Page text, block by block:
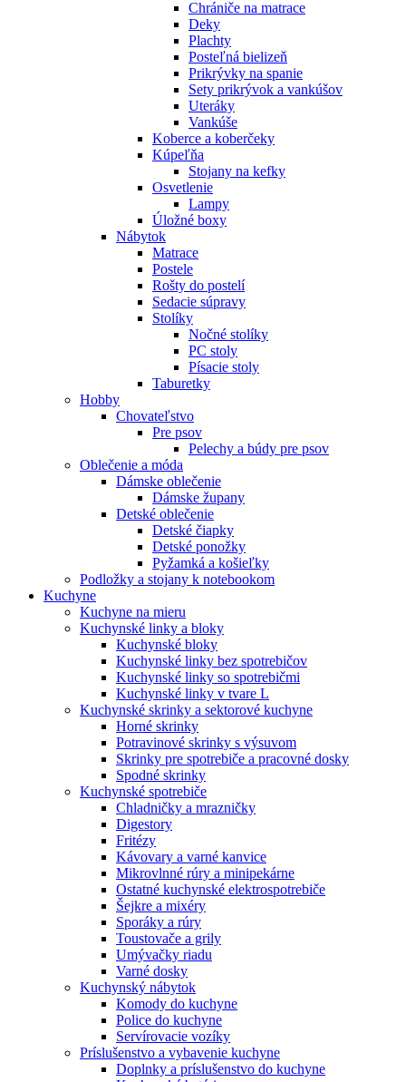
Chrániče na matrace
Deky
Plachty
Posteľná bielizeň
Prikrývky na spanie
Sety prikrývok a vankúšov
Uteráky
Vankúše
Koberce a koberčeky
Kúpeľňa
Stojany na kefky
Osvetlenie
Lampy
Úložné boxy
Nábytok
Matrace
Postele
Rošty do postelí
Sedacie súpravy
Stolíky
Nočné stolíky
PC stoly
Písacie stoly
Taburetky
Hobby
Chovateľstvo
Pre psov
Pelechy a búdy pre psov
Oblečenie a móda
Dámske oblečenie
Dámske župany
Detské oblečenie
Detské čiapky
Detské ponožky
Pyžamká a košieľky
Podložky a stojany k notebookom
Kuchyne
Kuchyne na mieru
Kuchynské linky a bloky
Kuchynské bloky
Kuchynské linky bez spotrebičov
Kuchynské linky so spotrebičmi
Kuchynské linky v tvare L
Kuchynské skrinky a sektorové kuchyne
Horné skrinky
Potravinové skrinky s výsuvom
Skrinky pre spotrebiče a pracovné dosky
Spodné skrinky
Kuchynské spotrebiče
Chladničky a mrazničky
Digestory
Fritézy
Kávovary a varné kanvice
Mikrovlnné rúry a minipekárne
Ostatné kuchynské elektrospotrebiče
Šejkre a mixéry
Sporáky a rúry
Toustovače a grily
Umývačky riadu
Varné dosky
Kuchynský nábytok
Komody do kuchyne
Police do kuchyne
Servírovacie vozíky
Príslušenstvo a vybavenie kuchyne
Doplnky a príslušenstvo do kuchyne